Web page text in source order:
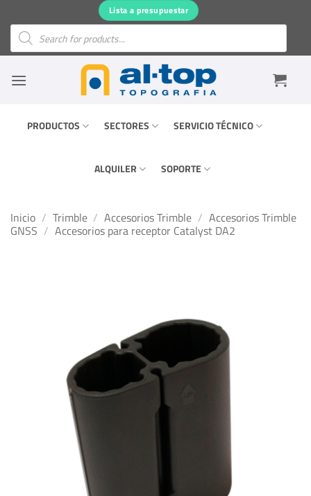
contenido
Lista a presupuestar
Búsqueda
productos
PRODUCTOS SECTORES SERVICIO TÉCNICO
ALQUILER SOPORTE
Inicio / Trimble / Accesorios Trimble / Accesorios Trimble
GNSS / Accesorios para receptor Catalyst DA2